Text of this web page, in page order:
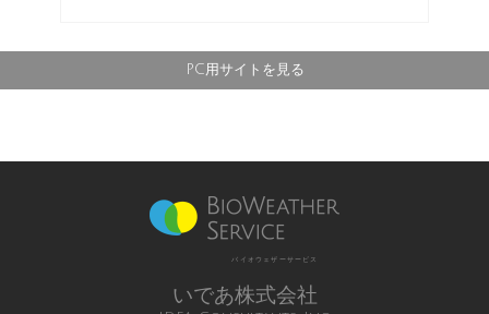
PC用サイトを見る
バイオウェザーサービス
いであ株式会社